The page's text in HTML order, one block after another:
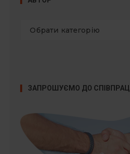
Обрати категорію
ЗАПРОШУЄМО ДО СПІВПРАЦІ